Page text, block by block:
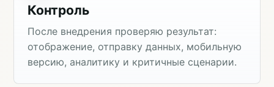
Контроль
После внедрения проверяю результат:
отображение, отправку данных, мобильную
версию, аналитику и критичные сценарии.